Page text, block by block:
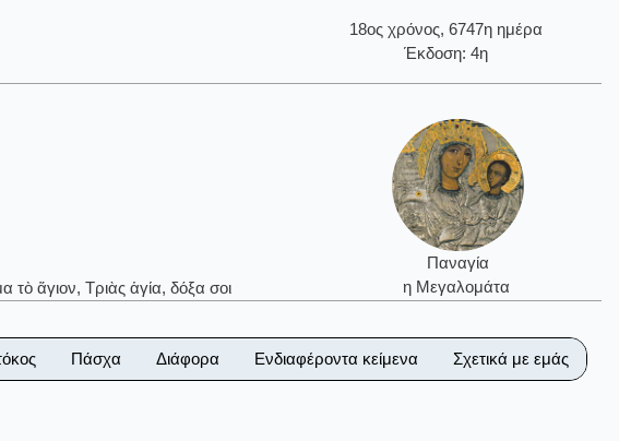
18ος χρόνος, 6747η ημέρα
Έκδοση: 4η
ἅγιον, Τριὰς ἁγία, δόξα σοι
Παναγία
η Μεγαλομάτα
Πάσχα Διάφορα Ενδιαφέροντα κείμενα Σχετικά με εμάς